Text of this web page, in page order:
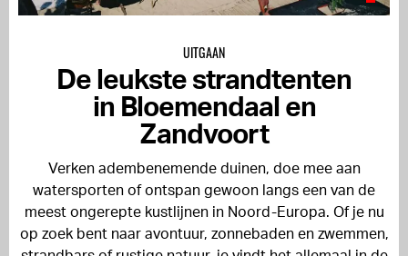
UITGAAN
De leukste strandtenten
in Bloemendaal en
Zandvoort
Verken adembenemende duinen, doe mee aan
watersporten of ontspan gewoon langs een van de
meest ongerepte kustlijnen in Noord-Europa. Of je nu
op zoek bent naar avontuur, zonnebaden en zwemmen,